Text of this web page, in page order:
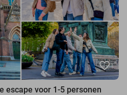
favorite_border
escape voor 1-5 personen